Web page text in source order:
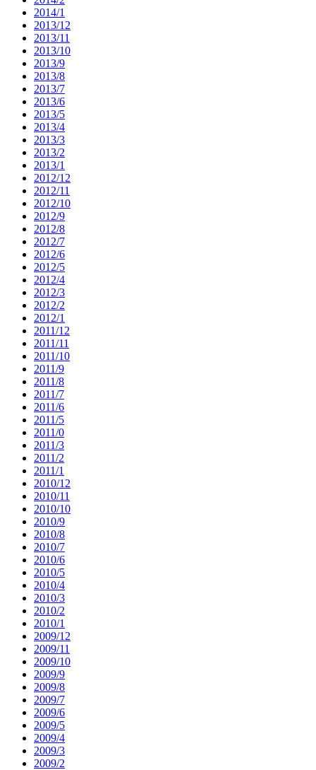
2014/1
2013/12
2013/11
2013/10
2013/9
2013/8
2013/7
2013/6
2013/5
2013/4
2013/3
2013/2
2013/1
2012/12
2012/11
2012/10
2012/9
2012/8
2012/7
2012/6
2012/5
2012/4
2012/3
2012/2
2012/1
2011/12
2011/11
2011/10
2011/9
2011/8
2011/7
2011/6
2011/5
2011/0
2011/3
2011/2
2011/1
2010/12
2010/11
2010/10
2010/9
2010/8
2010/7
2010/6
2010/5
2010/4
2010/3
2010/2
2010/1
2009/12
2009/11
2009/10
2009/9
2009/8
2009/7
2009/6
2009/5
2009/4
2009/3
2009/2